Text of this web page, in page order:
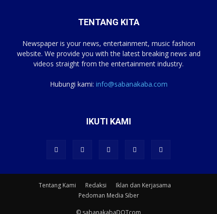
TENTANG KITA
Newspaper is your news, entertainment, music fashion
website. We provide you with the latest breaking news and
videos straight from the entertainment industry.
Hubungi kami: info@sabanakaba.com
IKUTI KAMI
Tentang Kami Redaksi
Iklan dan Kerjasama
Pedoman Media Siber
© sabanakabaDOTcom